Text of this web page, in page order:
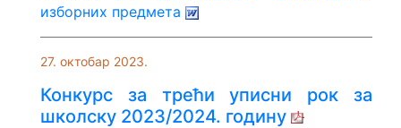
изборних предмета
27. октобар 2023.
Конкурс за трећи уписни рок за
школску 2023/2024. годину